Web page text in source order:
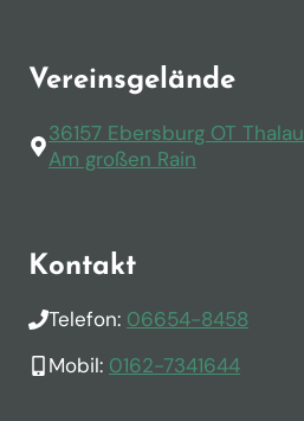
Vereinsgelände
36157 Ebersburg OT Thalau
Am großen Rain
Kontakt
Telefon: 06654-8458
Mobil: 0162-7341644